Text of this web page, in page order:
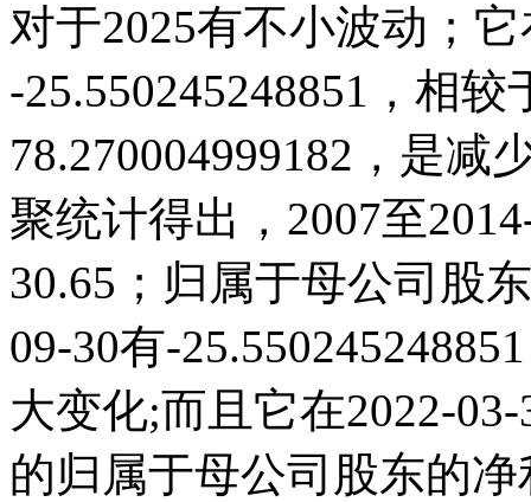
对于2025有不小波动；
-25.550245248851，相较
78.270004999182，是减
聚统计得出，2007至
30.65；归属于母公司股
09-30有-
大变化;而且它在2022-
的归属于母公司股东的